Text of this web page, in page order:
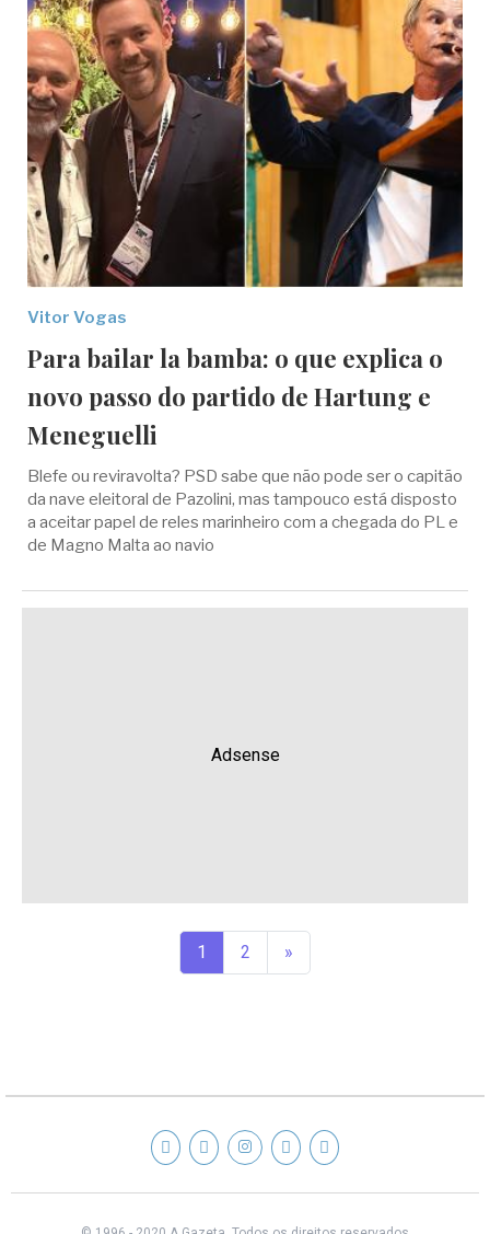
Vitor Vogas
Para bailar la bamba: o que explica o
novo passo do partido de Hartung e
Meneguelli
Blefe ou reviravolta? PSD sabe que não pode ser o capitão
da nave eleitoral de Pazolini, mas tampouco está disposto
a aceitar papel de reles marinheiro com a chegada do PL e
de Magno Malta ao navio
Adsense
1 2 »